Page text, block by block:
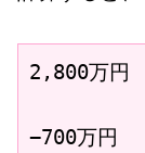
2,800万円
−700万円